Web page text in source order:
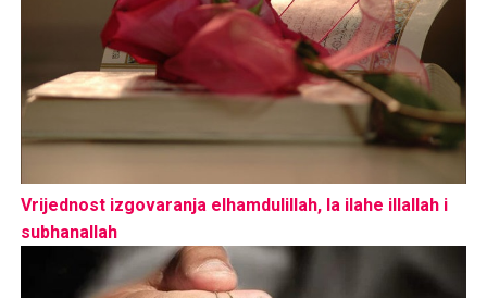
Vrijednost izgovaranja elhamdulillah, la ilahe illallah i
subhanallah